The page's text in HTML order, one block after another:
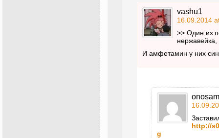
vashu1
16.09.2014
>> Один из
И амфетамин у них
http://
g